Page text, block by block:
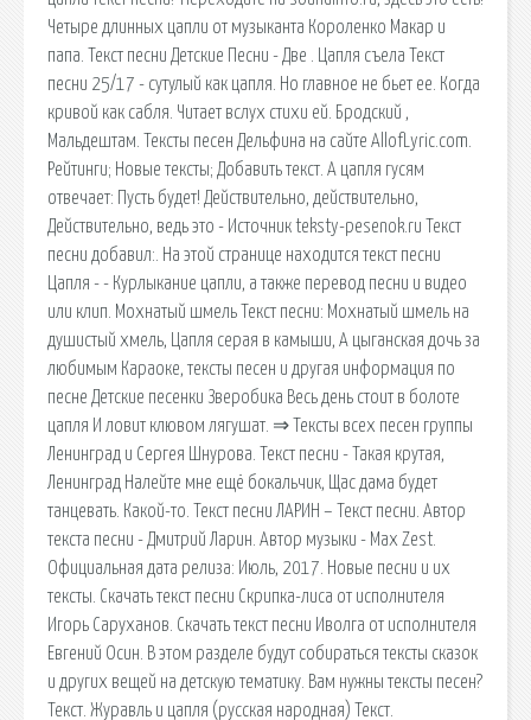
Четыре длинных цапли от музыканта Короленко Макар и
папа. Текст песни Детские Песни - Две . Цапля съела Текст
песни 25/17 - сутулый как цапля. Но главное не бьет ее. Когда
кривой как сабля. Читает вслух стихи ей. Бродский ,
Мальдештам. Тексты песен Дельфина на сайте AllofLyric.com.
Рейтинги; Новые тексты; Добавить текст. А цапля гусям
отвечает: Пусть будет! Действительно, действительно,
Действительно, ведь это - Источник teksty-pesenok.ru Текст
песни добавил:. На этой странице находится текст песни
Цапля - - Курлыкание цапли, а также перевод песни и видео
или клип. Мохнатый шмель Текст песни: Мохнатый шмель на
душистый хмель, Цапля серая в камыши, А цыганская дочь за
любимым Караоке, тексты песен и другая информация по
песне Детские песенки Зверобика Весь день стоит в болоте
цапля И ловит клювом лягушат. ⇒ Тексты всех песен группы
Ленинград и Сергея Шнурова. Текст песни - Такая крутая,
Ленинград Налейте мне ещё бокальчик, Щас дама будет
танцевать. Какой-то. Текст песни ЛАРИН – Текст песни. Автор
текста песни - Дмитрий Ларин. Автор музыки - Max Zest.
Официальная дата релиза: Июль, 2017. Новые песни и их
тексты. Скачать текст песни Скрипка-лиса от исполнителя
Игорь Саруханов. Скачать текст песни Иволга от исполнителя
Евгений Осин. В этом разделе будут собираться тексты сказок
и других вещей на детскую тематику. Вам нужны тексты песен?
Текст. Журавль и цапля (русская народная) Текст.